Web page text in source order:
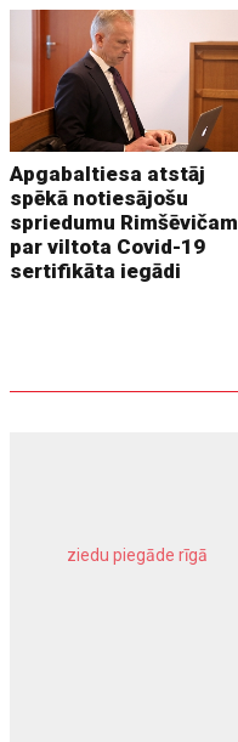
Apgabaltiesa atstāj
spēkā notiesājošu
spriedumu Rimšēvičam
par viltota Covid-19
sertifikāta iegādi
ziedu piegāde rīgā